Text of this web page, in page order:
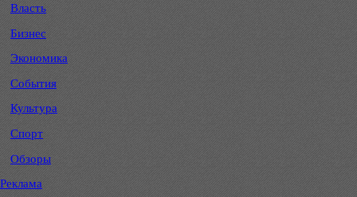
Власть
Бизнес
Экономика
События
Культура
Спорт
Обзоры
Реклама